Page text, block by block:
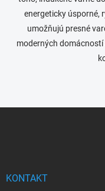
energeticky úsporné,
umožňujú presné
moderných domácností
KONTAKT